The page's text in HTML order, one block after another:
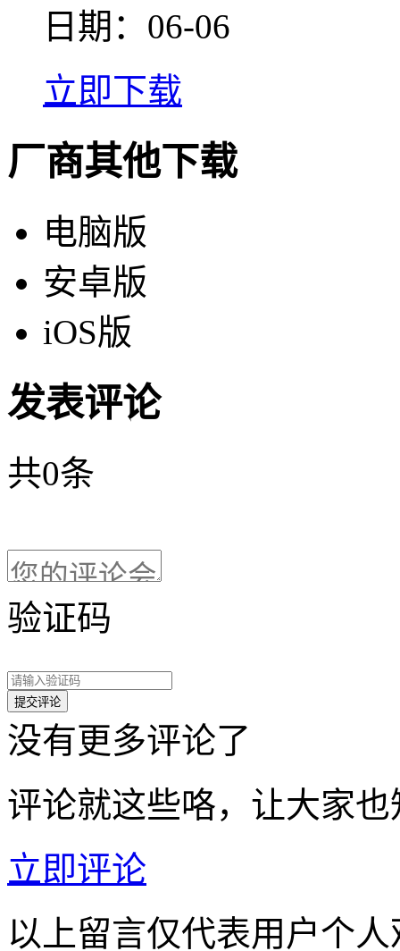
日期：06-06
立即下载
厂商其他下载
电脑版
安卓版
iOS版
发表评论
共0条
验证码
没有更多评论了
评论就这些咯，让大家
立即评论
以上留言仅代表用户个